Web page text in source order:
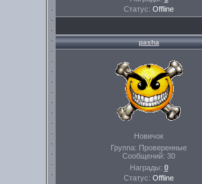
Статус: Offline
pasha
Новичок
Группа: Проверенные
Сообщений: 30
Награды: 0
Статус: Offline